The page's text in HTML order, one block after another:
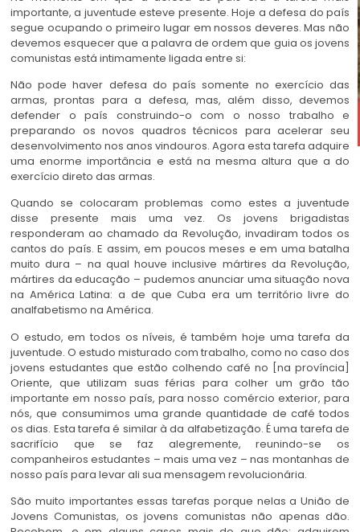
importante, a juventude esteve presente. Hoje a defesa do país
segue ocupando o primeiro lugar em nossos deveres. Mas não
devemos esquecer que a palavra de ordem que guia os jovens
comunistas está intimamente ligada entre si:
Não pode haver defesa do país somente no exercício das
armas, prontas para a defesa, mas, além disso, devemos
defender o país construindo-o com o nosso trabalho e
preparando os novos quadros técnicos para acelerar seu
desenvolvimento nos anos vindouros. Agora esta tarefa adquire
uma enorme importância e está na mesma altura que a do
exercício direto das armas.
Quando se colocaram problemas como estes a juventude
disse presente mais uma vez. Os jovens brigadistas
responderam ao chamado da Revolução, invadiram todos os
cantos do país. E assim, em poucos meses e em uma batalha
muito dura – na qual houve inclusive mártires da Revolução,
mártires da educação – pudemos anunciar uma situação nova
na América Latina: a de que Cuba era um território livre do
analfabetismo na América.
O estudo, em todos os níveis, é também hoje uma tarefa da
juventude. O estudo misturado com trabalho, como no caso dos
jovens estudantes que estão colhendo café no [na província]
Oriente, que utilizam suas férias para colher um grão tão
importante em nosso país, para nosso comércio exterior, para
nós, que consumimos uma grande quantidade de café todos
os dias. Esta tarefa é similar à da alfabetização. É uma tarefa de
sacrifício que se faz alegremente, reunindo-se os
companheiros estudantes – mais uma vez – nas montanhas de
nosso país para levar ali sua mensagem revolucionária.
São muito importantes essas tarefas porque nelas a União de
Jovens Comunistas, os jovens comunistas não apenas dão.